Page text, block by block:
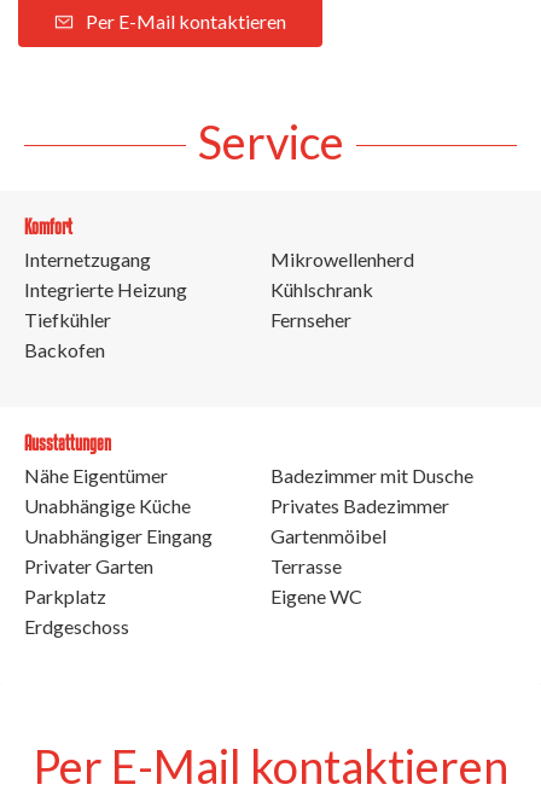
Per E-Mail kontaktieren
Service
Komfort
Internetzugang
Integrierte Heizung
Tiefkühler
Backofen
Mikrowellenherd
Kühlschrank
Fernseher
Ausstattungen
Nähe Eigentümer
Unabhängige Küche
Unabhängiger Eingang
Privater Garten
Parkplatz
Erdgeschoss
Badezimmer mit Dusche
Privates Badezimmer
Gartenmöibel
Terrasse
Eigene WC
Per E-Mail kontaktieren